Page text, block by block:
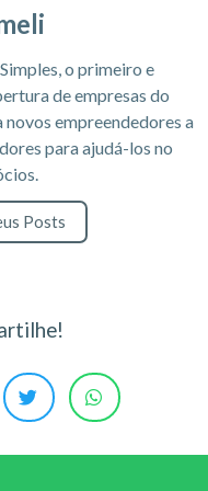
o primeiro e
de empresas do
novos empreendedores a
para ajudá-los no
Posts